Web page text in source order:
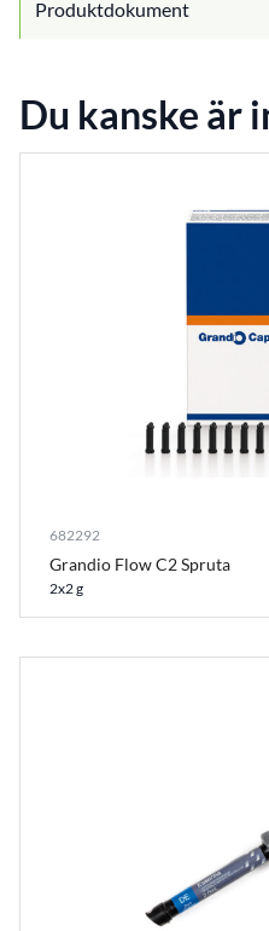
Produktdokument
Du kanske är
682292
Grandio Flow C2 Spruta
2x2 g